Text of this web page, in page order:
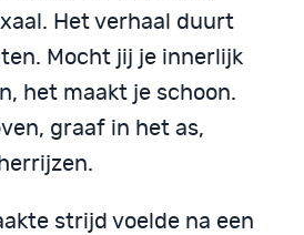
Het verhaal duurt
Mocht jij je innerlijk
het maakt je schoon.
graaf in het as,
strijd voelde na een